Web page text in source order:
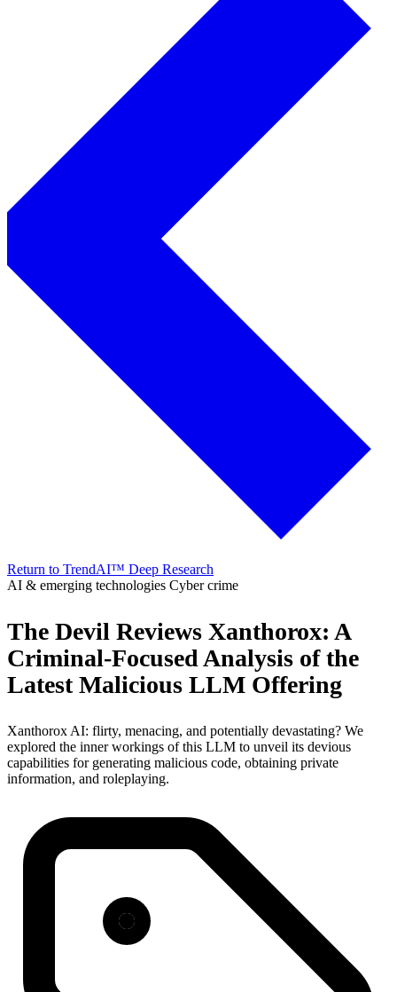
Return to TrendAI™ Deep Research
AI & emerging technologies Cyber crime
The Devil Reviews Xanthorox: A
Criminal-Focused Analysis of the
Latest Malicious LLM Offering
Xanthorox AI: flirty, menacing, and potentially devastating? We
explored the inner workings of this LLM to unveil its devious
capabilities for generating malicious code, obtaining private
information, and roleplaying.